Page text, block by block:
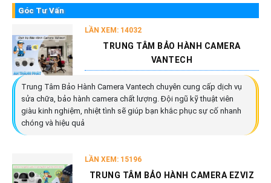
Góc Tư Vấn
LẦN XEM: 14032
TRUNG TÂM BẢO HÀNH CAMERA
VANTECH
Trung Tâm Bảo Hành Camera Vantech chuyên cung cấp dịch vụ
sửa chữa, bảo hành camera chất lượng. Đội ngũ kỹ thuật viên
giàu kinh nghiệm, nhiệt tình sẽ giúp bạn khắc phục sự cố nhanh
chóng và hiệu quả
LẦN XEM: 15196
TRUNG TÂM BẢO HÀNH CAMERA EZVIZ